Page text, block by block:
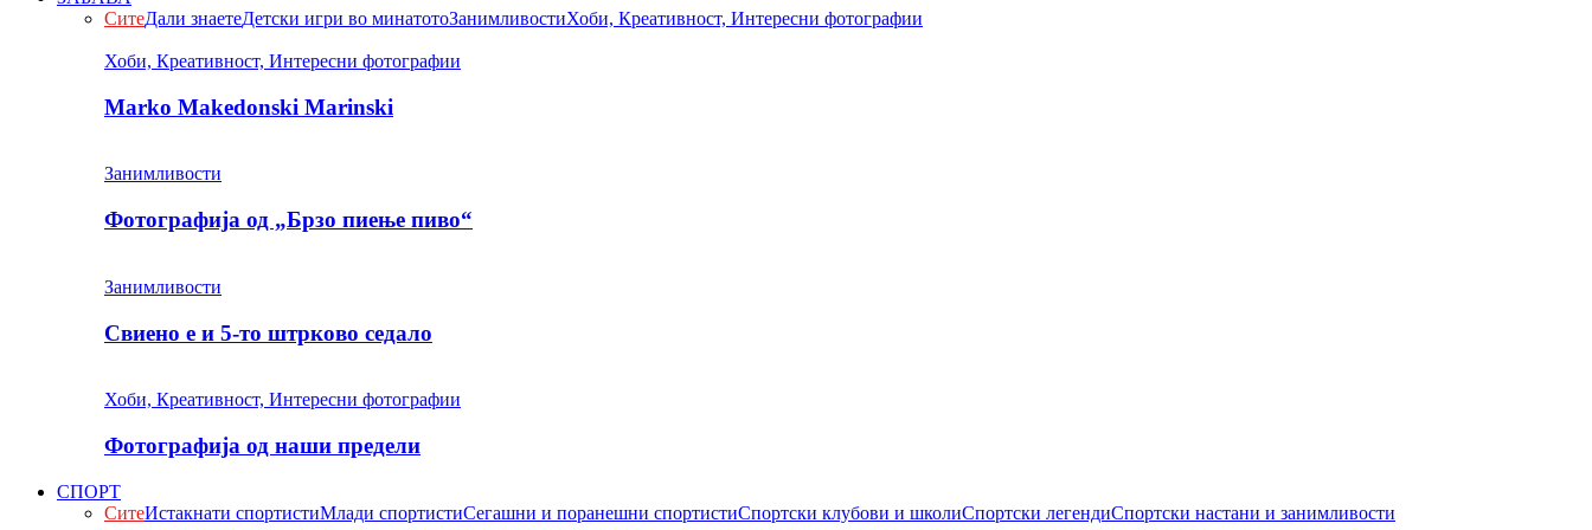
СитеДали знаетеДетски игри во минатотоЗанимливостиХоби, Креативност, Интересни фотографии
Хоби, Креативност, Интересни фотографии
Marko Makedonski Marinski
Занимливости
Фотографија од „Брзо пиење пиво“
Занимливости
Свиено е и 5-то штрково седало
Хоби, Креативност, Интересни фотографии
Фотографија од наши предели
СПОРТ
СитеИстакнати спортистиМлади спортистиСегашни и поранешни спортистиСпортски клубови и школиСпортски легендиСпортски настани и занимливости